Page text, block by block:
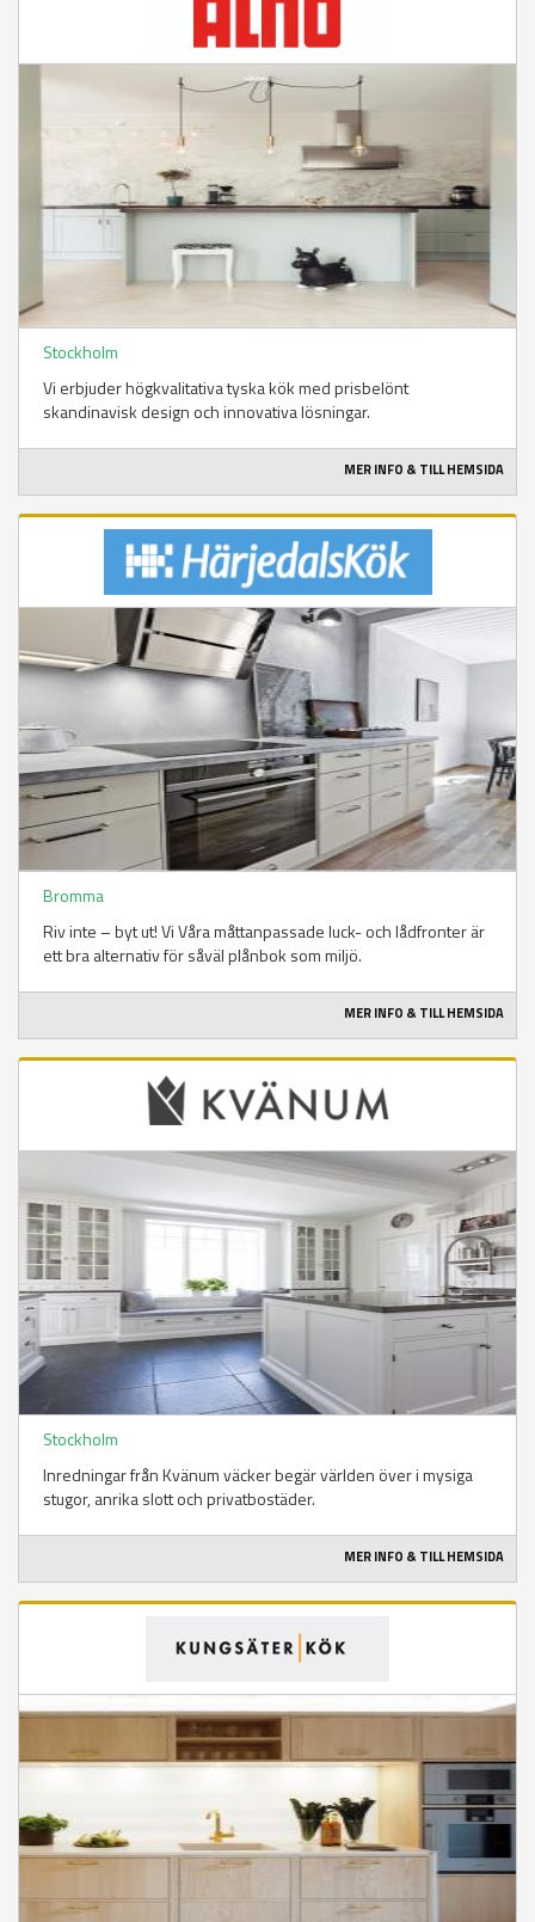
Stockholm
Vi erbjuder högkvalitativa tyska kök med prisbelönt
skandinavisk design och innovativa lösningar.
MER INFO & TILL HEMSIDA
Bromma
Riv inte – byt ut! Vi Våra måttanpassade luck- och lådfronter är
ett bra alternativ för såväl plånbok som miljö.
MER INFO & TILL HEMSIDA
Stockholm
Inredningar från Kvänum väcker begär världen över i mysiga
stugor, anrika slott och privatbostäder.
MER INFO & TILL HEMSIDA